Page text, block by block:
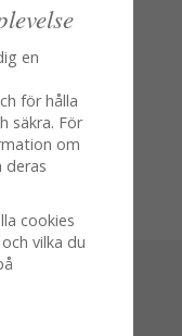
en
för hålla
säkra. För
om
deras
cookies
vilka du